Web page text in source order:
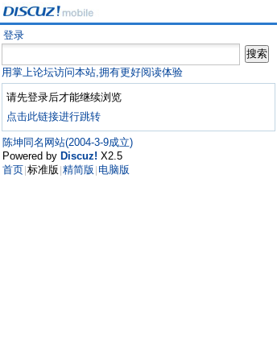
登录
用掌上论坛访问本站,拥有更好阅读体验
请先登录后才能继续浏览
点击此链接进行跳转
陈坤同名网站(2004-3-9成立)
Powered by Discuz! X2.5
首页 标准版 精简版 电脑版